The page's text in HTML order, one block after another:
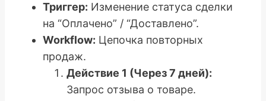
Триггер: Изменение статуса сделки
на “Оплачено” / “Доставлено”.
Workflow: Цепочка повторных
продаж.
Действие 1 (Через 7 дней):
Запрос отзыва о товаре.